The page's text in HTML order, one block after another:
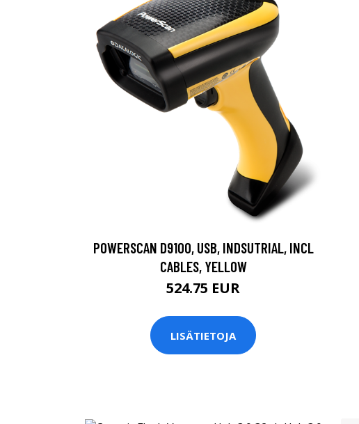
POWERSCAN D9100, USB, INDSUTRIAL, INCL
CABLES, YELLOW
524.75 EUR
LISÄTIETOJA